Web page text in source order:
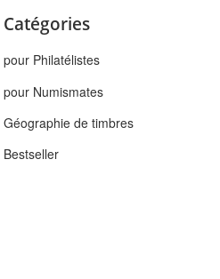
Catégories
pour Philatélistes
pour Numismates
Géographie de timbres
Bestseller